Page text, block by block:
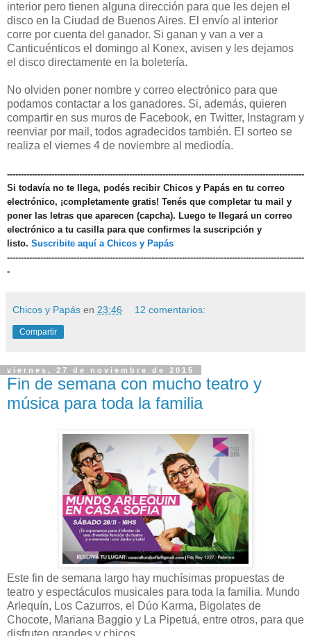
interior pero tienen alguna dirección para que les dejen el
disco en la Ciudad de Buenos Aires. El envío al interior
corre por cuenta del ganador. Si ganan y van a ver a
Canticuénticos el domingo al Konex, avisen y les dejamos
el disco directamente en la boletería.
No olviden poner nombre y correo electrónico para que
podamos contactar a los ganadores. Si, además, quieren
compartir en sus muros de Facebook, en Twitter, Instagram y
reenviar por mail, todos agradecidos también. El sorteo se
realiza el viernes 4 de noviembre al mediodía.
-----------------------------------------------------------------------------------------------------------
Si todavía no te llega, podés recibir Chicos y Papás en tu correo
electrónico, ¡completamente gratis! Tenés que completar tu mail y
poner las letras que aparecen (capcha). Luego te llegará un correo
electrónico a tu casilla para que confirmes la suscripción y
listo. Suscribite aquí a Chicos y Papás
-----------------------------------------------------------------------------------------------------------
-
Chicos y Papás en 23:46 12 comentarios:
Compartir
viernes, 27 de noviembre de 2015
Fin de semana con mucho teatro y
música para toda la familia
Este fin de semana largo hay muchísimas propuestas de
teatro y espectáculos musicales para toda la familia. Mundo
Arlequín, Los Cazurros, el Dúo Karma, Bigolates de
Chocote, Mariana Baggio y La Pipetuá, entre otros, para que
disfruten grandes y chicos.